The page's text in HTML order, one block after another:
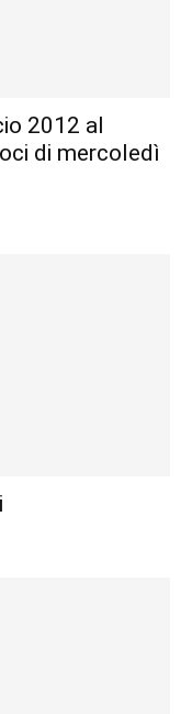
2012 al
di mercoledì